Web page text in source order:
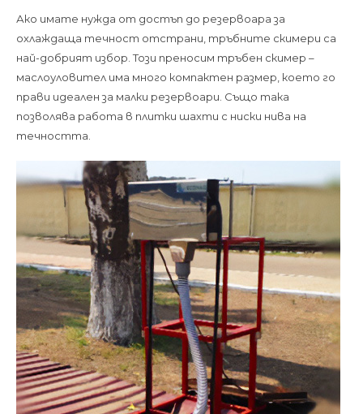
Ако имате нужда от достъп до резервоара за
охлаждаща течност отстрани, тръбните скимери са
най-добрият избор. Този преносим тръбен скимер –
маслоуловител има много компактен размер, което го
прави идеален за малки резервоари. Също така
позволява работа в плитки шахти с ниски нива на
течността.